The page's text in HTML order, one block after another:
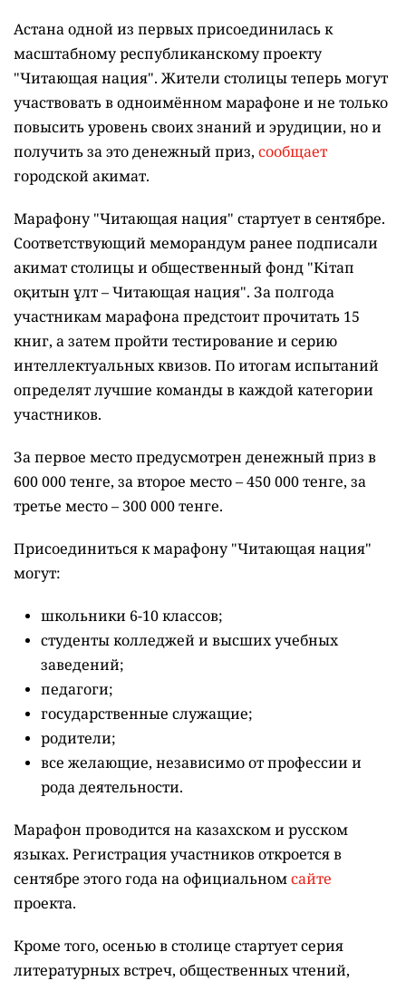
Астана одной из первых присоединилась к
масштабному республиканскому проекту
"Читающая нация". Жители столицы теперь могут
участвовать в одноимённом марафоне и не только
повысить уровень своих знаний и эрудиции, но и
получить за это денежный приз, сообщает
городской акимат.
Марафону "Читающая нация" стартует в сентябре.
Соответствующий меморандум ранее подписали
акимат столицы и общественный фонд "Кітап
оқитын ұлт – Читающая нация". За полгода
участникам марафона предстоит прочитать 15
книг, а затем пройти тестирование и серию
интеллектуальных квизов. По итогам испытаний
определят лучшие команды в каждой категории
участников.
За первое место предусмотрен денежный приз в
600 000 тенге, за второе место – 450 000 тенге, за
третье место – 300 000 тенге.
Присоединиться к марафону "Читающая нация"
могут:
школьники 6-10 классов;
студенты колледжей и высших учебных
заведений;
педагоги;
государственные служащие;
родители;
все желающие, независимо от профессии и
рода деятельности.
Марафон проводится на казахском и русском
языках. Регистрация участников откроется в
сентябре этого года на официальномсайте
проекта.
Кроме того, осенью в столице стартует серия
литературных встреч, общественных чтений,